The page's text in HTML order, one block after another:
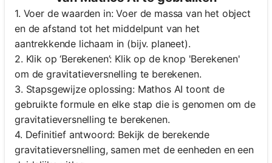
1. Voer de waarden in: Voer de massa van het object
en de afstand tot het middelpunt van het
aantrekkende lichaam in (bijv. planeet).
2. Klik op ‘Berekenen’: Klik op de knop 'Berekenen'
om de gravitatieversnelling te berekenen.
3. Stapsgewijze oplossing: Mathos AI toont de
gebruikte formule en elke stap die is genomen om de
gravitatieversnelling te berekenen.
4. Definitief antwoord: Bekijk de berekende
gravitatieversnelling, samen met de eenheden en een